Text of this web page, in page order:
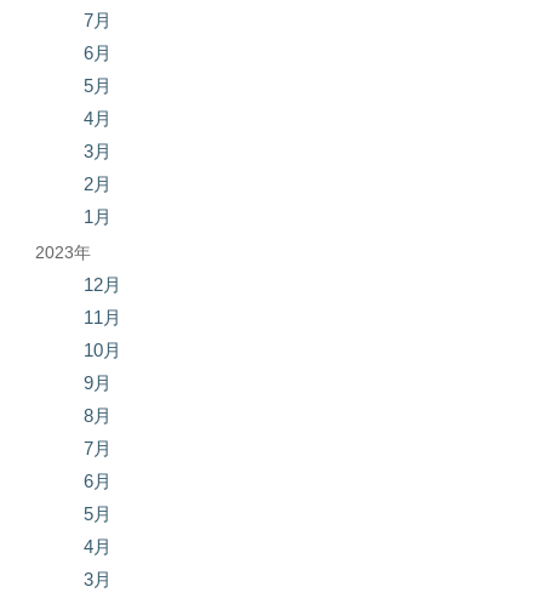
7月
6月
5月
4月
3月
2月
1月
2023年
12月
11月
10月
9月
8月
7月
6月
5月
4月
3月